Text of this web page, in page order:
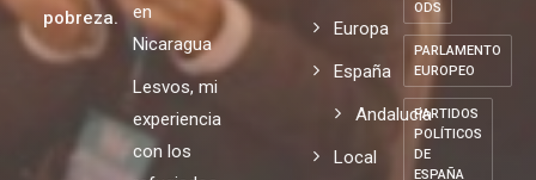
global de
lucha
contra la
expresión y
de opinión
en
Nicaragua
Lesvos, mi
migratoria
de Europa
10/07/2026
Economía
Mundo
Europa
España
MONARQUÍA
ODS
PARLAMENTO
EUROPEO